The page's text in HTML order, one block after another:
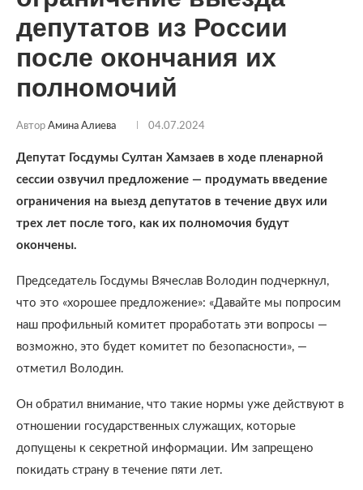
депутатов из России
после окончания их
полномочий
Автор Амина Алиева 04.07.2024
Депутат Госдумы Султан Хамзаев в ходе пленарной
сессии озвучил предложение — продумать введение
ограничения на выезд депутатов в течение двух или
трех лет после того, как их полномочия будут
окончены.
Председатель Госдумы Вячеслав Володин подчеркнул,
что это «хорошее предложение»: «Давайте мы попросим
наш профильный комитет проработать эти вопросы —
возможно, это будет комитет по безопасности», —
отметил Володин.
Он обратил внимание, что такие нормы уже действуют в
отношении государственных служащих, которые
допущены к секретной информации. Им запрещено
покидать страну в течение пяти лет.